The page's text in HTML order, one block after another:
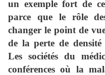
un exemple fort de
parce que le rôle
changer le point de
de la perte de densité
Les sociétés du
conférences où la